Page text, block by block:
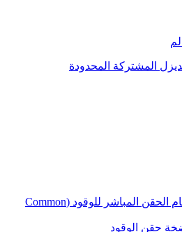
المشتركة المحدودة
منصة اختبار نظام الحقن المباشر للوقود (Common
حقن الوقود